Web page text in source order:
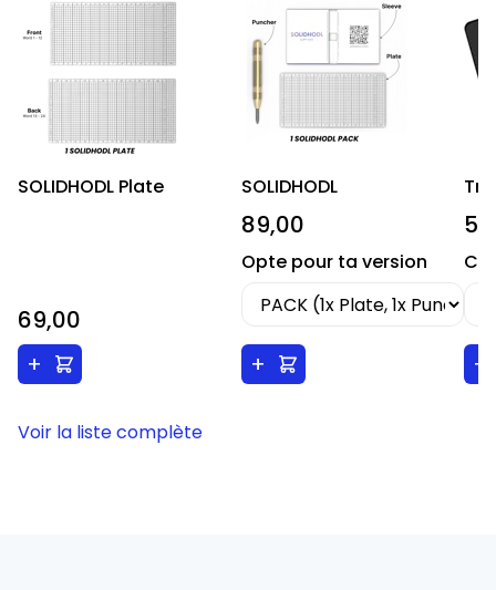
SOLIDHODL Plate
69,00
+
SOLIDHODL
89,00
Opte pour ta version
+ +
Voir la liste complète